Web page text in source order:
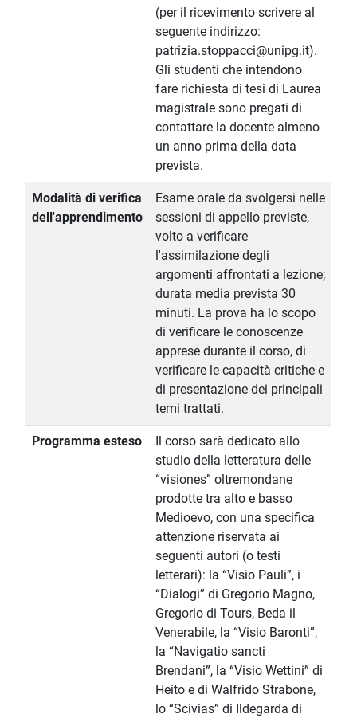
(per il ricevimento scrivere al
seguente indirizzo:
patrizia.stoppacci@unipg.it).
Gli studenti che intendono
fare richiesta di tesi di Laurea
magistrale sono pregati di
contattare la docente almeno
un anno prima della data
prevista.
Modalità di verifica
dell'apprendimento
Esame orale da svolgersi nelle
sessioni di appello previste,
volto a verificare
l'assimilazione degli
argomenti affrontati a lezione;
durata media prevista 30
minuti. La prova ha lo scopo
di verificare le conoscenze
apprese durante il corso, di
verificare le capacità critiche e
di presentazione dei principali
temi trattati.
Programma esteso
Il corso sarà dedicato allo
studio della letteratura delle
“visiones” oltremondane
prodotte tra alto e basso
Medioevo, con una specifica
attenzione riservata ai
seguenti autori (o testi
letterari): la “Visio Pauli”, i
“Dialogi” di Gregorio Magno,
Gregorio di Tours, Beda il
Venerabile, la “Visio Baronti”,
la “Navigatio sancti
Brendani”, la “Visio Wettini” di
Heito e di Walfrido Strabone,
lo “Scivias” di Ildegarda di